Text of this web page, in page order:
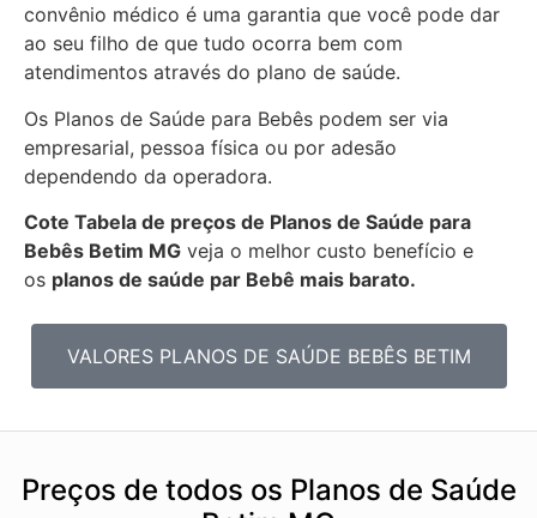
convênio médico é uma garantia que você pode dar
ao seu filho de que tudo ocorra bem com
atendimentos através do plano de saúde.
Os Planos de Saúde para Bebês podem ser via
empresarial, pessoa física ou por adesão
dependendo da operadora.
Cote Tabela de preços de Planos de Saúde para
Bebês Betim MG veja o melhor custo benefício e
os planos de saúde par Bebê mais barato.
VALORES PLANOS DE SAÚDE BEBÊS BETIM
Preços de todos os Planos de Saúde